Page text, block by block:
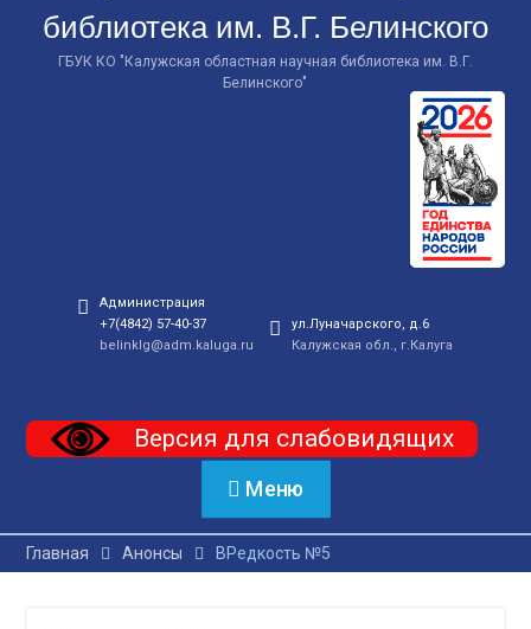
библиотека им. В.Г. Белинского
ГБУК КО "Калужская областная научная библиотека им. В.Г.
Белинского"
Администрация
+7(4842) 57-40-37
belinklg@adm.kaluga.ru
ул.Луначарского, д.6
Калужская обл., г.Калуга
Версия для слабовидящих
Меню
Главная Анонсы ВРедкость №5